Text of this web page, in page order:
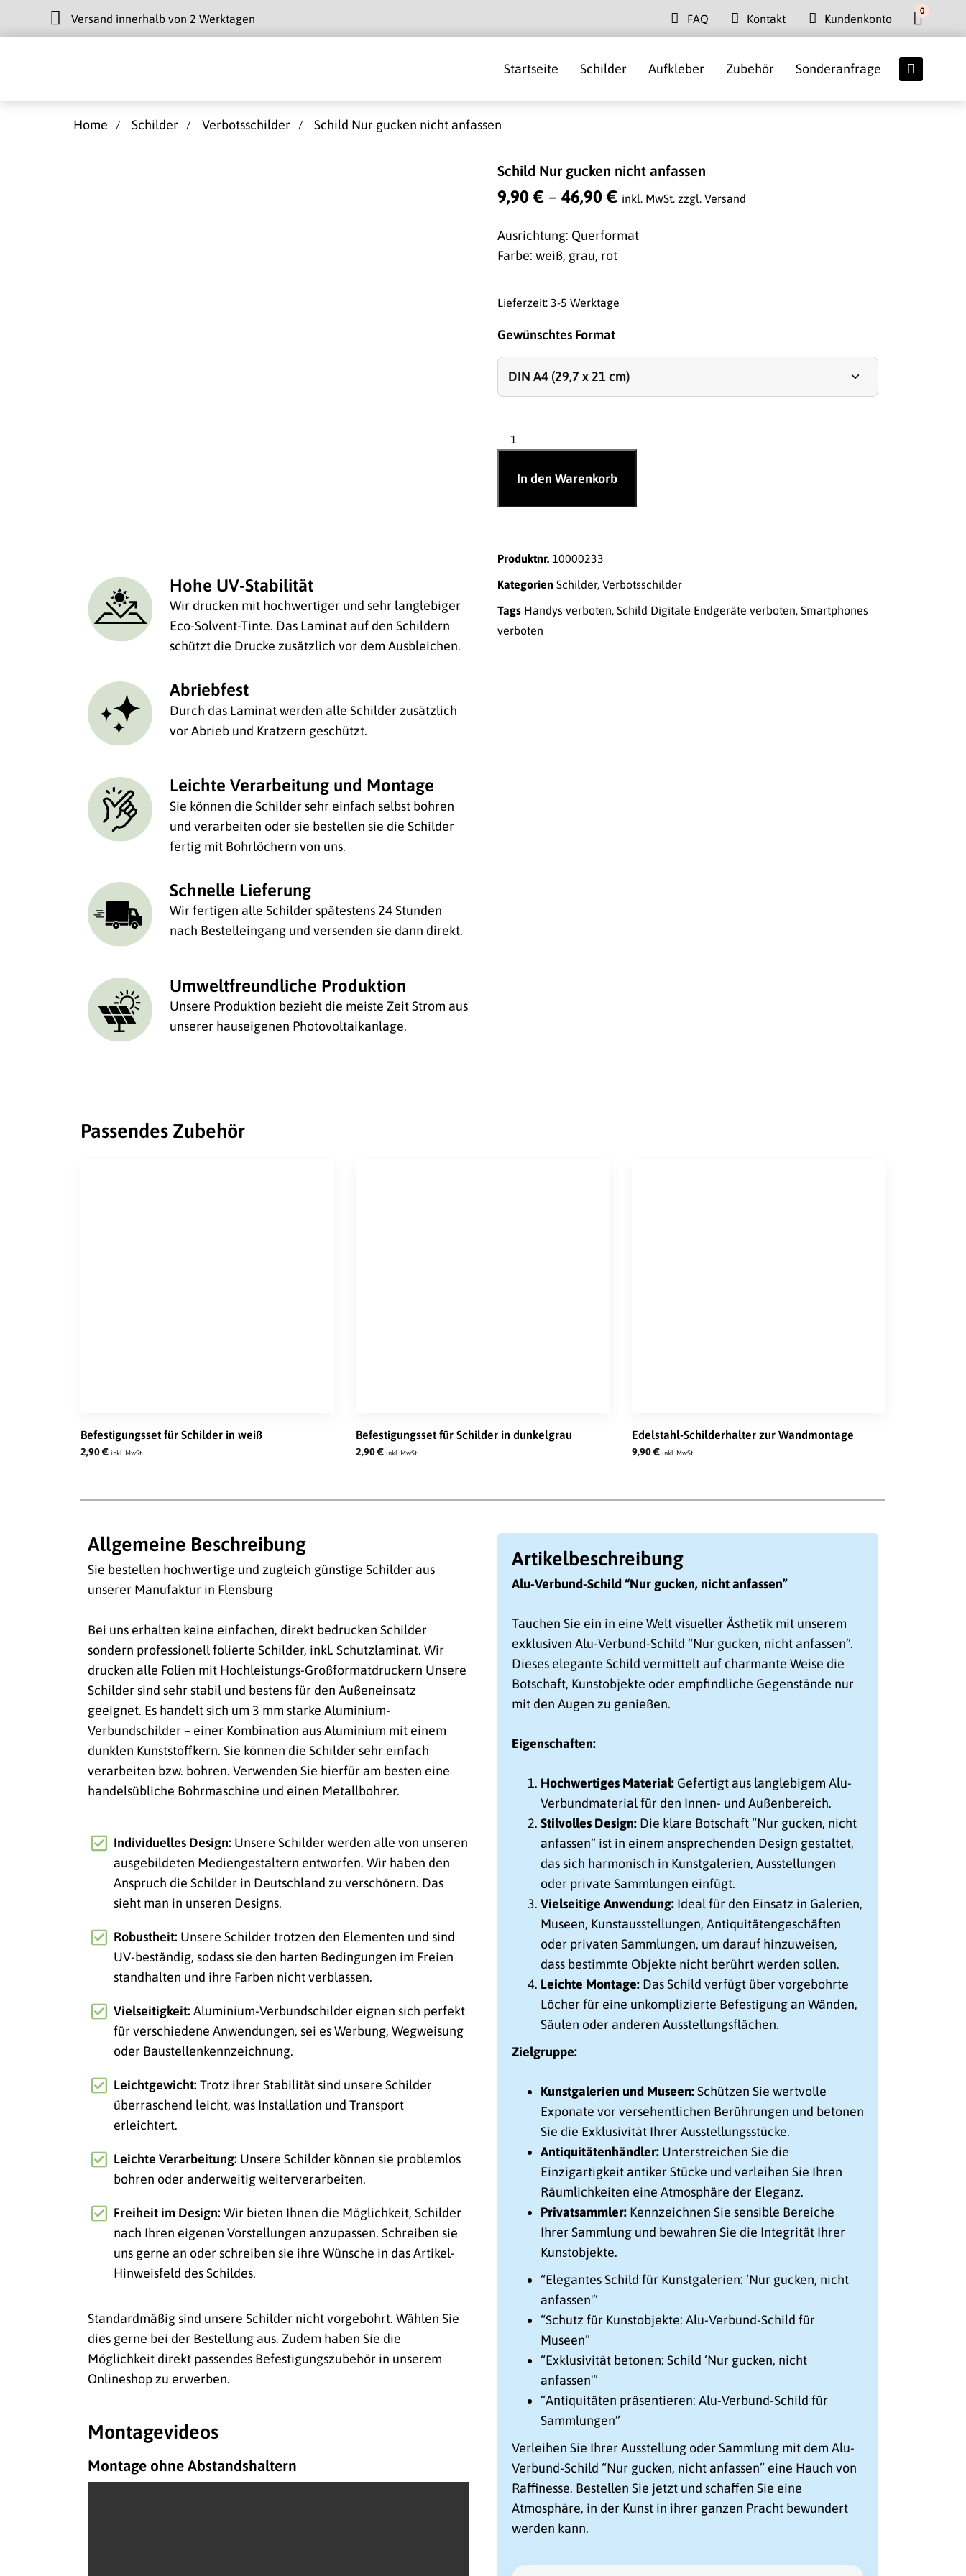
Versand innerhalb von 2 Werktagen FAQ Kontakt Kundenkonto
0
Startseite Schilder Aufkleber Zubehör Sonderanfrage
Home Schilder Verbotsschilder Schild Nur gucken nicht anfassen
Hohe UV-Stabilität
Wir drucken mit hochwertiger und sehr langlebiger
Eco-Solvent-Tinte. Das Laminat auf den Schildern
schützt die Drucke zusätzlich vor dem Ausbleichen.
Abriebfest
Durch das Laminat werden alle Schilder zusätzlich
vor Abrieb und Kratzern geschützt.
Leichte Verarbeitung und Montage
Sie können die Schilder sehr einfach selbst bohren
und verarbeiten oder sie bestellen sie die Schilder
fertig mit Bohrlöchern von uns.
Schnelle Lieferung
Wir fertigen alle Schilder spätestens 24 Stunden
nach Bestelleingang und versenden sie dann direkt.
Umweltfreundliche Produktion
Unsere Produktion bezieht die meiste Zeit Strom aus
unserer hauseigenen Photovoltaikanlage.
Schild Nur gucken nicht anfassen
9,90€ – 46,90€ inkl. MwSt. zzgl. Versand
Ausrichtung: Querformat
Farbe: weiß, grau, rot
Lieferzeit: 3-5 Werktage
Gewünschtes Format
In den Warenkorb
Produktnr. 10000233
Kategorien Schilder, Verbotsschilder
Tags Handys verboten, Schild Digitale Endgeräte verboten, Smartphones
verboten
Passendes Zubehör
Befestigungsset für Schilder in weiß
2,90€ inkl. MwSt.
Befestigungsset für Schilder in dunkelgrau
2,90€ inkl. MwSt.
Edelstahl-Schilderhalter zur Wandmontage
9,90€ inkl. MwSt.
Allgemeine Beschreibung
Sie bestellen hochwertige und zugleich günstige Schilder aus
unserer Manufaktur in Flensburg
Bei uns erhalten keine einfachen, direkt bedrucken Schilder
sondern professionell folierte Schilder, inkl. Schutzlaminat. Wir
drucken alle Folien mit Hochleistungs-Großformatdruckern Unsere
Schilder sind sehr stabil und bestens für den Außeneinsatz
geeignet. Es handelt sich um 3 mm starke Aluminium-
Verbundschilder – einer Kombination aus Aluminium mit einem
dunklen Kunststoffkern. Sie können die Schilder sehr einfach
verarbeiten bzw. bohren. Verwenden Sie hierfür am besten eine
handelsübliche Bohrmaschine und einen Metallbohrer.
Individuelles Design: Unsere Schilder werden alle von unseren
ausgebildeten Mediengestaltern entworfen. Wir haben den
Anspruch die Schilder in Deutschland zu verschönern. Das
sieht man in unseren Designs.
Robustheit: Unsere Schilder trotzen den Elementen und sind
UV-beständig, sodass sie den harten Bedingungen im Freien
standhalten und ihre Farben nicht verblassen.
Vielseitigkeit: Aluminium-Verbundschilder eignen sich perfekt
für verschiedene Anwendungen, sei es Werbung, Wegweisung
oder Baustellenkennzeichnung.
Leichtgewicht:Trotz ihrer Stabilität sind unsere Schilder
überraschend leicht, was Installation und Transport
erleichtert.
Leichte Verarbeitung: Unsere Schilder können sie problemlos
bohren oder anderweitig weiterverarbeiten.
Freiheit im Design:Wir bieten Ihnen die Möglichkeit, Schilder
nach Ihren eigenen Vorstellungen anzupassen. Schreiben sie
uns gerne an oder schreiben sie ihre Wünsche in das Artikel-
Hinweisfeld des Schildes.
Standardmäßig sind unsere Schilder nicht vorgebohrt. Wählen Sie
dies gerne bei der Bestellung aus. Zudem haben Sie die
Möglichkeit direkt passendes Befestigungszubehör in unserem
Onlineshop zu erwerben.
Montagevideos
Montage ohne Abstandshaltern
Artikelbeschreibung
Alu-Verbund-Schild “Nur gucken, nicht anfassen”
Tauchen Sie ein in eine Welt visueller Ästhetik mit unserem
exklusiven Alu-Verbund-Schild “Nur gucken, nicht anfassen”.
Dieses elegante Schild vermittelt auf charmante Weise die
Botschaft, Kunstobjekte oder empfindliche Gegenstände nur
mit den Augen zu genießen.
Eigenschaften:
Hochwertiges Material: Gefertigt aus langlebigem Alu-
Verbundmaterial für den Innen- und Außenbereich.
Stilvolles Design: Die klare Botschaft “Nur gucken, nicht
anfassen” ist in einem ansprechenden Design gestaltet,
das sich harmonisch in Kunstgalerien, Ausstellungen
oder private Sammlungen einfügt.
Vielseitige Anwendung: Ideal für den Einsatz in Galerien,
Museen, Kunstausstellungen, Antiquitätengeschäften
oder privaten Sammlungen, um darauf hinzuweisen,
dass bestimmte Objekte nicht berührt werden sollen.
Leichte Montage: Das Schild verfügt über vorgebohrte
Löcher für eine unkomplizierte Befestigung an Wänden,
Säulen oder anderen Ausstellungsflächen.
Zielgruppe:
Kunstgalerien und Museen:Schützen Sie wertvolle
Exponate vor versehentlichen Berührungen und betonen
Sie die Exklusivität Ihrer Ausstellungsstücke.
Antiquitätenhändler: Unterstreichen Sie die
Einzigartigkeit antiker Stücke und verleihen Sie Ihren
Räumlichkeiten eine Atmosphäre der Eleganz.
Privatsammler: Kennzeichnen Sie sensible Bereiche
Ihrer Sammlung und bewahren Sie die Integrität Ihrer
Kunstobjekte.
“Elegantes Schild für Kunstgalerien: ‘Nur gucken, nicht
anfassen'”
“Schutz für Kunstobjekte: Alu-Verbund-Schild für
Museen”
“Exklusivität betonen: Schild ‘Nur gucken, nicht
anfassen'”
“Antiquitäten präsentieren: Alu-Verbund-Schild für
Sammlungen”
Verleihen Sie Ihrer Ausstellung oder Sammlung mit dem Alu-
Verbund-Schild “Nur gucken, nicht anfassen” eine Hauch von
Raffinesse. Bestellen Sie jetzt und schaffen Sie eine
Atmosphäre, in der Kunst in ihrer ganzen Pracht bewundert
werden kann.